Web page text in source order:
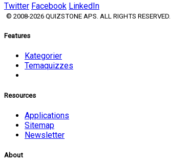
Twitter Facebook LinkedIn
© 2008-2026 QUIZSTONE APS. ALL RIGHTS RESERVED.
Features
Kategorier
Temaquizzes
Resources
Applications
Sitemap
Newsletter
About